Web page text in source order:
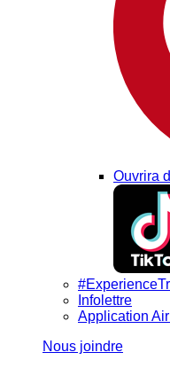
Ouvrira
Infolettre
Application
Nous joindre